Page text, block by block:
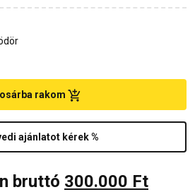
ajánlatot kérek %
rakom
bruttó 300.000 Ft